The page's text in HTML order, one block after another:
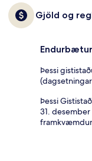
Gjöld og
Þessi
Þessi
31.